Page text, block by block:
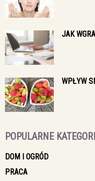
JAK
WPŁYW
POPULARNE
DOM I OGRÓD
PRACA